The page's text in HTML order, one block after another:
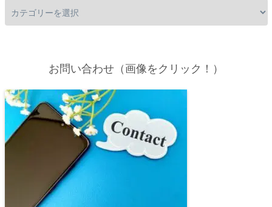
お問い合わせ（画像をクリック！）